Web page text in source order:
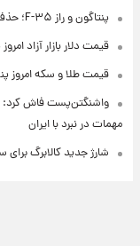
پنتاگون و راز F-۳۵؛ حذف بی‌سابقه گزارش‌های عملکرد جنگنده‌های نسل پنجم
قیمت دلار بازار آزاد امروز پنجشنبه ۱۵
قیمت طلا و سکه امروز پنجشنبه ۱۵
واشنگتن‌پست فاش کرد:
مهمات در نبرد با ایران
شارژ جدید کالابرگ